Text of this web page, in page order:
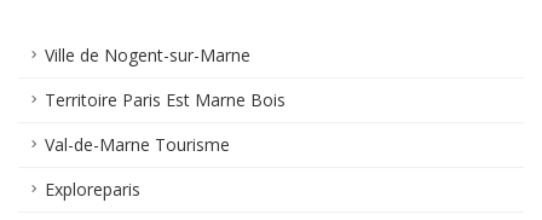
Ville de Nogent-sur-Marne
Territoire Paris Est Marne Bois
Val-de-Marne Tourisme
Exploreparis